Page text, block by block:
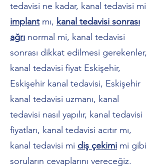
tedavisi ne kadar, kanal tedavisi mi
implantmı, kanal tedavisi sonrası
ağrı normal mi, kanal tedavisi
sonrası dikkat edilmesi gerekenler,
kanal tedavisi fiyat Eskişehir,
Eskişehir kanal tedavisi, Eskişehir
kanal tedavisi uzmanı, kanal
tedavisi nasıl yapılır, kanal tedavisi
fiyatları, kanal tedavisi acıtır mı,
kanal tedavisi mi diş çekimi mi gibi
soruların cevaplarını vereceğiz.